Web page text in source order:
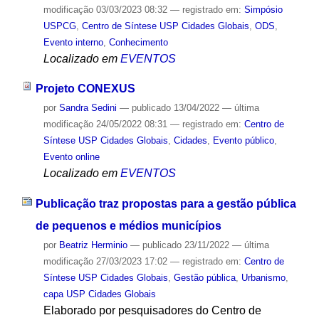
modificação03/03/2023 08:32 — registrado em: Simpósio
USPCG, Centro de Síntese USP Cidades Globais ODS
Evento interno, Conhecimento
Localizado em EVENTOS
Projeto CONEXUS
por Sandra Sedini — publicado13/04/2022 — última
modificação24/05/2022 08:31 — registrado em: Centro de
Síntese USP Cidades Globais, Cidades, Evento público,
Evento online
Localizado em EVENTOS
Publicação traz propostas para a gestão pública
de pequenos e médios municípios
por Beatriz Herminio — publicado23/11/2022 — última
modificação27/03/2023 17:02 — registrado em: Centro de
Síntese USP Cidades Globais, Gestão pública, Urbanismo,
capa USP Cidades Globais
Elaborado por pesquisadores do Centro de